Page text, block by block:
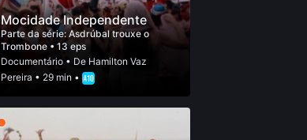
Mocidade Independente
Parte da série:Asdrúbal trouxe o
Trombone • 13 eps
Documentário • De Hamilton Vaz
Pereira • 29 min •